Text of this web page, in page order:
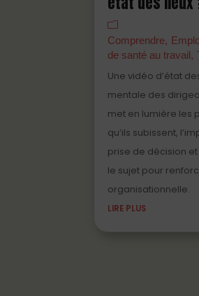
Comprendre
de santé au travail
Une vidéo d’état
mentale des
met en lumière les
qu’ils subissent,
prise de décision
le sujet pour
organisationnelle.
LIRE PLUS